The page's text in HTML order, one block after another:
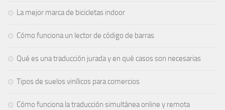
La mejor marca de bicicletas indoor
Cómo funciona un lector de código de barras
Qué es una traducción jurada y en qué casos son necesarias
Tipos de suelos vinílicos para comercios
Cómo funciona la traducción simultánea online y remota